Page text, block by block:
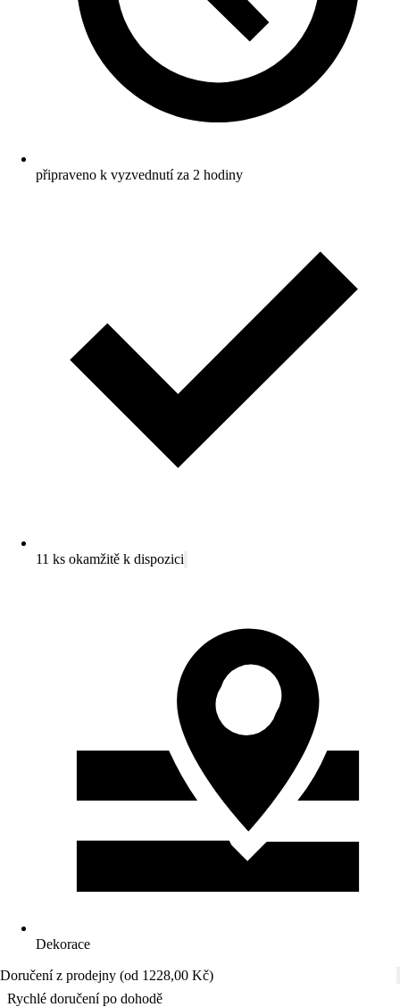
připraveno k vyzvednutí za 2 hodiny
11 ks okamžitě k dispozici
Dekorace
Doručení z prodejny (od 1228,00 Kč)
Rychlé doručení po dohodě